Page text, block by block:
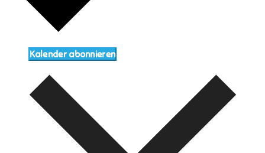
Kalender abonnieren